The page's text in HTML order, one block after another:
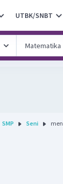
UTBK/SNBT
SMP Seni